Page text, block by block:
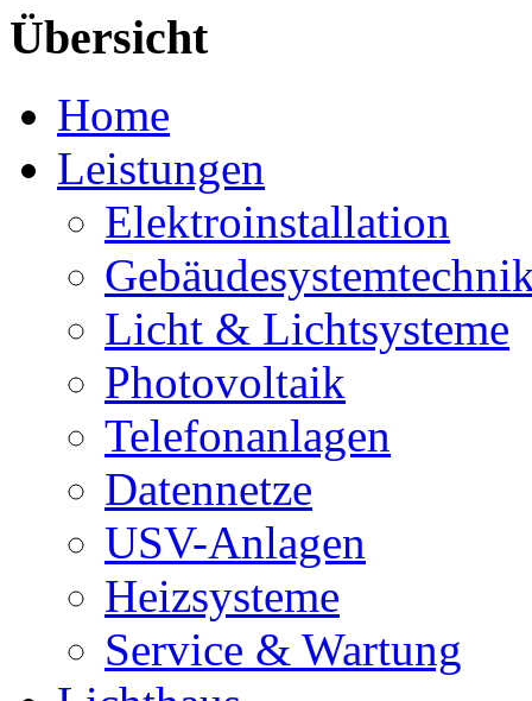
Übersicht
Home
Leistungen
Elektroinstallation
Licht & Lichtsysteme
Photovoltaik
Telefonanlagen
Datennetze
USV-Anlagen
Heizsysteme
Service & Wartung